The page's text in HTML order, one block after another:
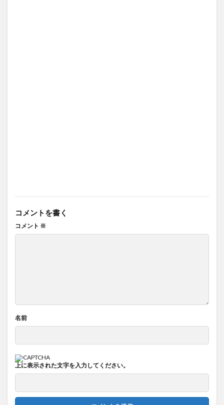
コメントを書く
コメント ※
名前
上に表示された文字を入力してください。